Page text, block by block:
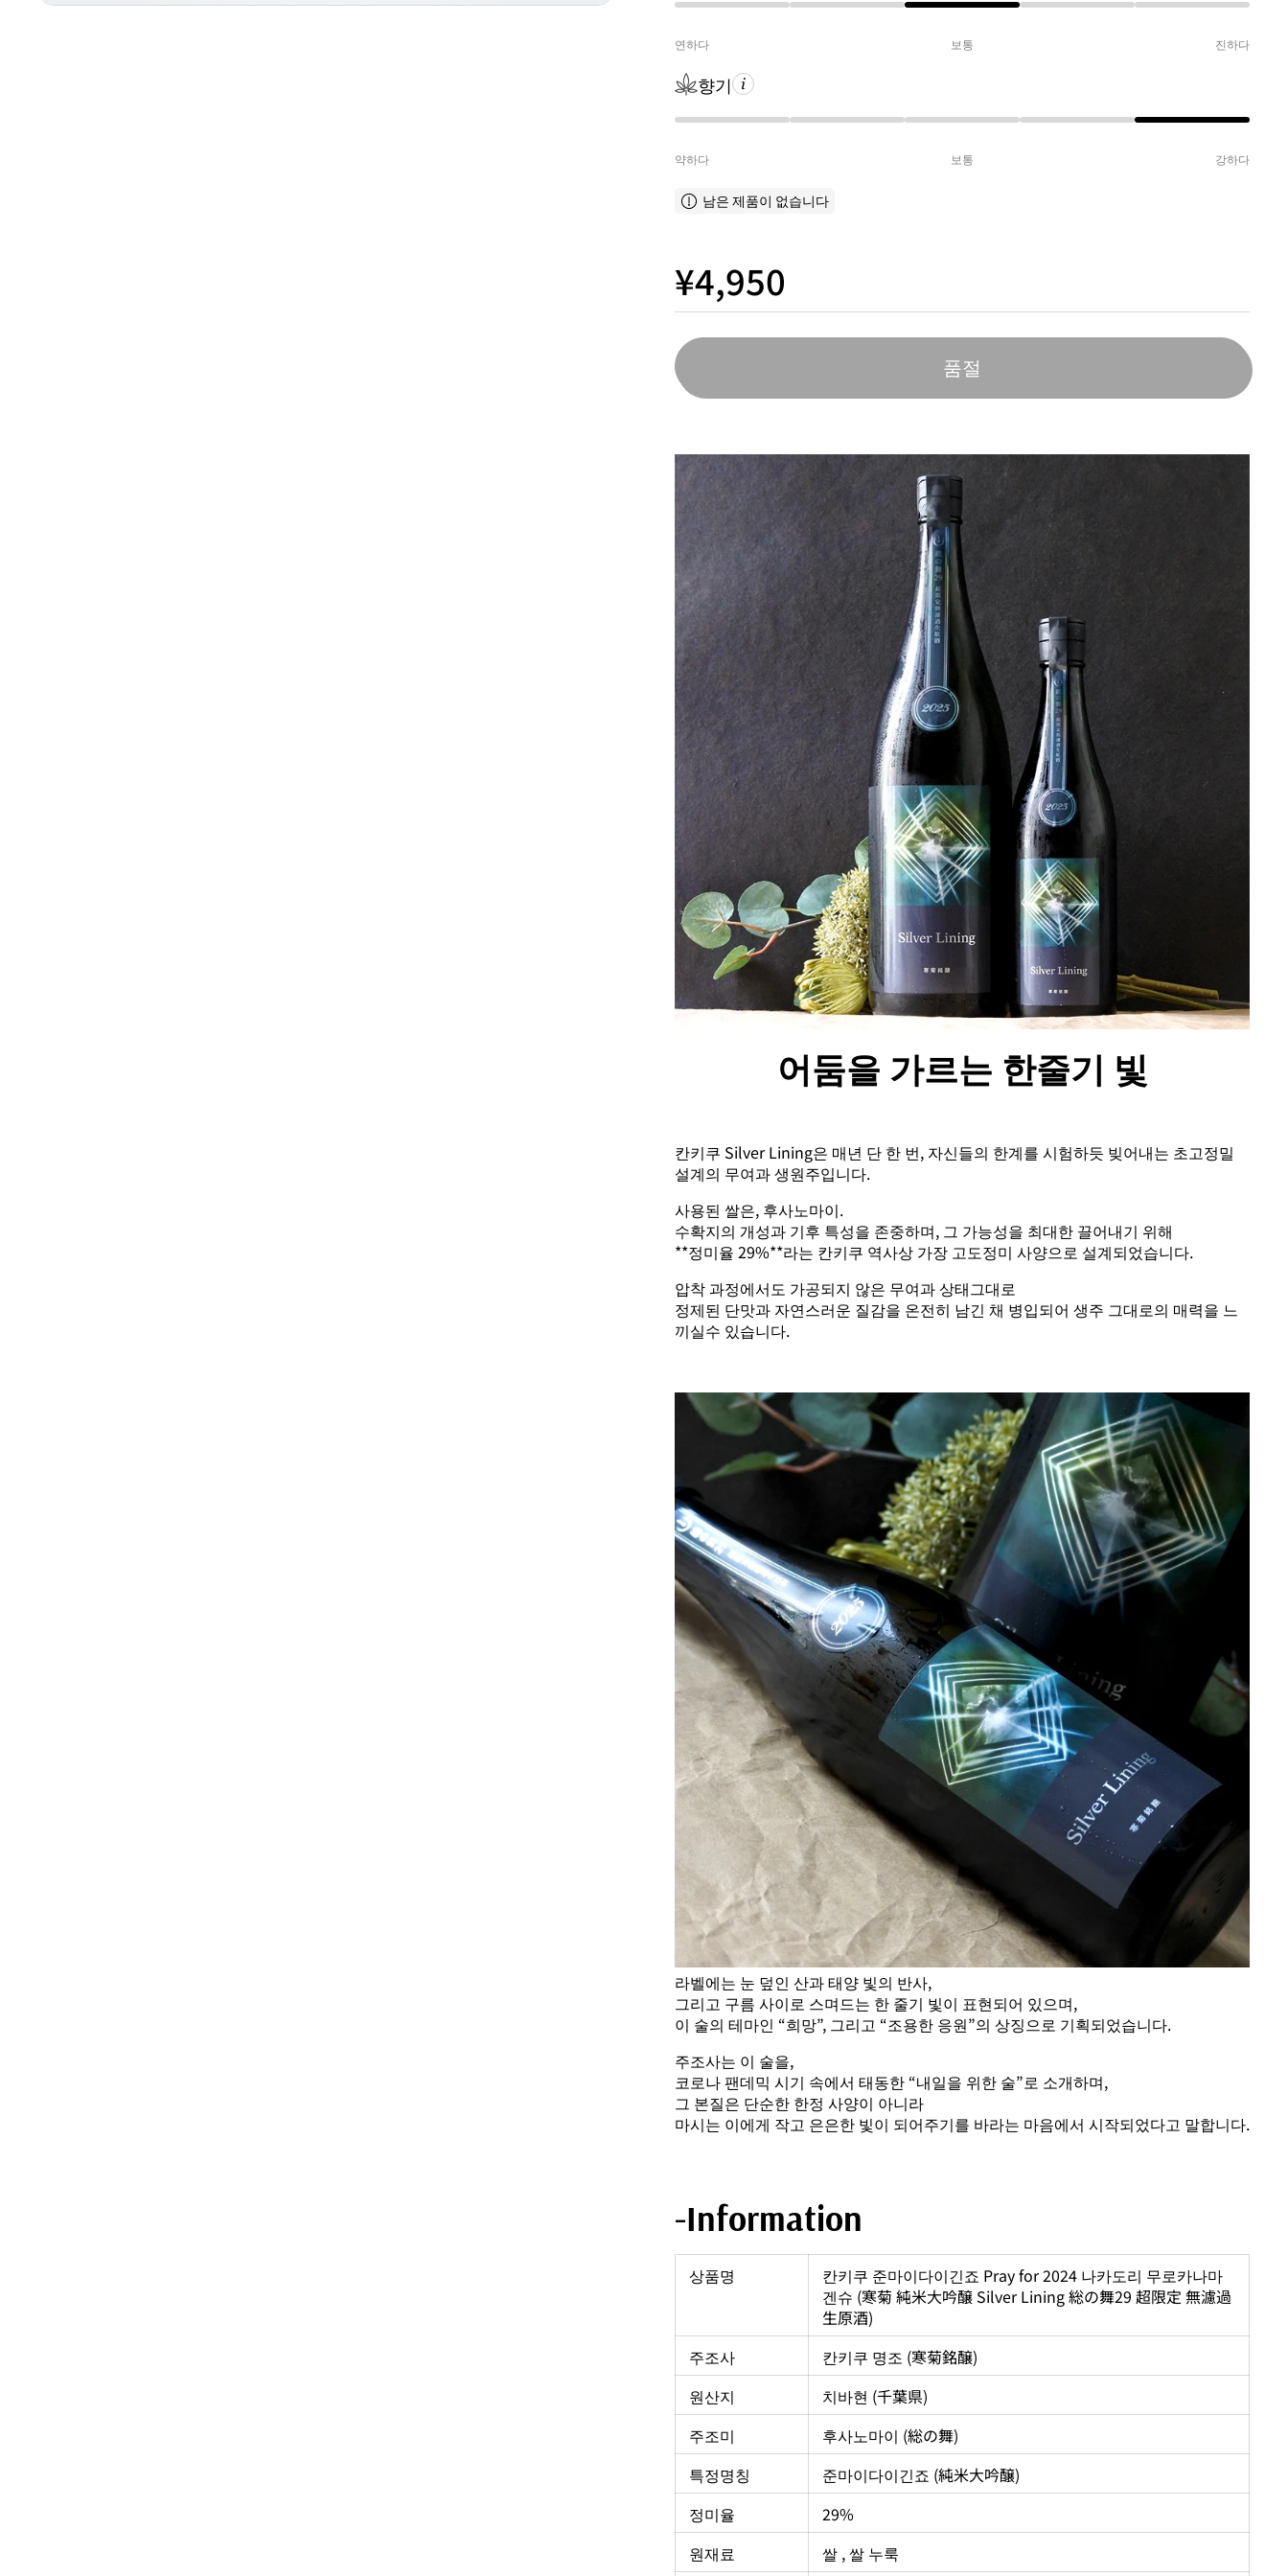
연하다 보통 진하다
향기
약하다 보통 강하다
남은 제품이 없습니다
¥4,950
품절
어둠을 가르는 한줄기 빛
칸키쿠 Silver Lining은 매년 단 한 번, 자신들의 한계를 시험하듯 빚어내는 초고정밀
설계의 무여과 생원주입니다.
사용된 쌀은, 후사노마이.
수확지의 개성과 기후 특성을 존중하며, 그 가능성을 최대한 끌어내기 위해
**정미율 29%**라는 칸키쿠 역사상 가장 고도정미 사양으로 설계되었습니다.
압착 과정에서도 가공되지 않은 무여과 상태그대로
정제된 단맛과 자연스러운 질감을 온전히 남긴 채 병입되어 생주 그대로의 매력을 느
끼실수 있습니다.
라벨에는 눈 덮인 산과 태양 빛의 반사,
그리고 구름 사이로 스며드는 한 줄기 빛이 표현되어 있으며,
이 술의 테마인 “희망”, 그리고 “조용한 응원”의 상징으로 기획되었습니다.
주조사는 이 술을,
코로나 팬데믹 시기 속에서 태동한 “내일을 위한 술”로 소개하며,
그 본질은 단순한 한정 사양이 아니라
마시는 이에게 작고 은은한 빛이 되어주기를 바라는 마음에서 시작되었다고 말합니다.
-Information
상품명
칸키쿠 준마이다이긴죠 Pray for 2024 나카도리 무로카나마
겐슈 (寒菊 純米大吟醸 Silver Lining 総の舞29 超限定 無濾過
生原酒)
주조사
칸키쿠 명조 (寒菊銘醸)
원산지
치바현 (千葉県)
주조미
후사노마이 (総の舞)
특정명칭
준마이다이긴죠 (純米大吟醸)
정미율
29%
원재료
쌀 , 쌀 누룩